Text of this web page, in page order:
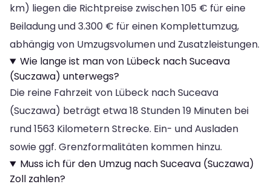
km) liegen die Richtpreise zwischen 105 € für eine
Beiladung und 3.300 € für einen Komplettumzug,
abhängig von Umzugsvolumen und Zusatzleistungen.
Wie lange ist man von Lübeck nach Suceava
(Suczawa) unterwegs?
Die reine Fahrzeit von Lübeck nach Suceava
(Suczawa) beträgt etwa 18 Stunden 19 Minuten bei
rund 1563 Kilometern Strecke. Ein- und Ausladen
sowie ggf. Grenzformalitäten kommen hinzu.
Muss ich für den Umzug nach Suceava (Suczawa)
Zoll zahlen?